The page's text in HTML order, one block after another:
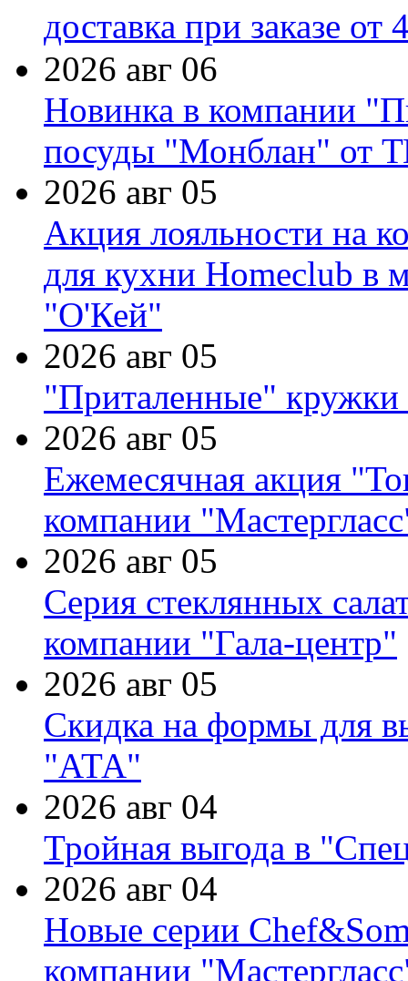
доставка при заказе от
2026 авг 06
Новинка в компании
посуды "Монблан" от
2026 авг 05
Акция лояльности на
для кухни Homeclub в
"О'Кей"
2026 авг 05
"Приталенные" кружки
2026 авг 05
Ежемесячная акция
компании
2026 авг 05
Серия стеклянных
компании "Гала-центр"
2026 авг 05
Скидка на формы для
"АТА"
2026 авг 04
Тройная выгода в
2026 авг 04
Новые серии
компании